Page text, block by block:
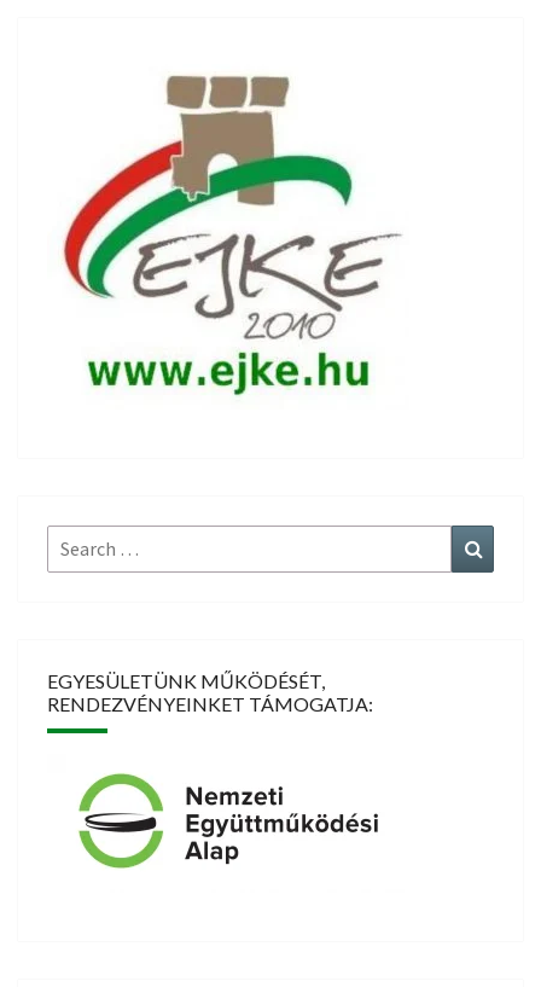
Search
for:
EGYESÜLETÜNK MŰKÖDÉSÉT,
RENDEZVÉNYEINKET TÁMOGATJA: